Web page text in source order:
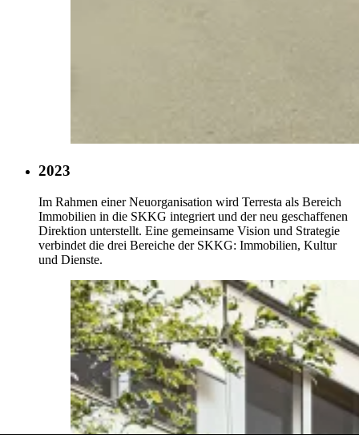
2023
Im Rahmen einer Neuorganisation wird Terresta als Bereich
Immobilien in die SKKG integriert und der neu geschaffenen
Direktion unterstellt. Eine gemeinsame Vision und Strategie
verbindet die drei Bereiche der SKKG: Immobilien, Kultur
und Dienste.